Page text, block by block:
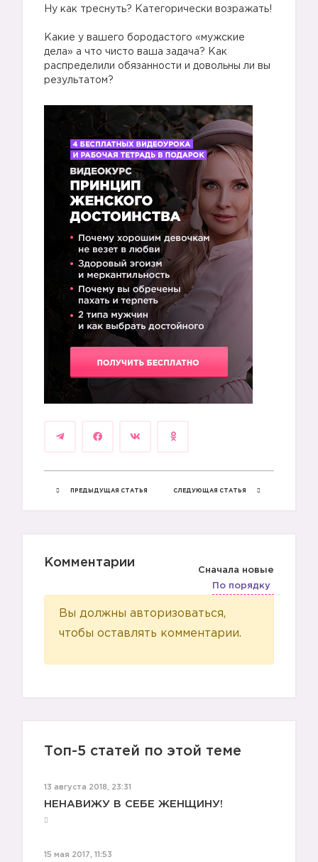
Ну как треснуть? Категорически возражать!
Какие у вашего бородастого «мужские
дела» а что чисто ваша задача? Как
распределили обязанности и довольны ли вы
результатом?
ПРЕДЫДУЩАЯ СТАТЬЯ СЛЕДУЮЩАЯ СТАТЬЯ
Комментарии
Сначала новые
По порядку
Вы должны авторизоваться,
чтобы оставлять комментарии.
Топ-5 статей по этой теме
13 августа 2018, 23:31
НЕНАВИЖУ В СЕБЕ ЖЕНЩИНУ!
15 мая 2017, 11:53